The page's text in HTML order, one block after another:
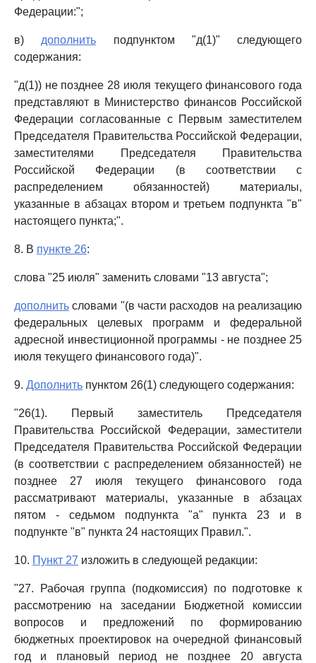
Федерации:";
в) дополнить подпунктом "д(1)" следующего
содержания:
"д(1)) не позднее 28 июля текущего финансового года
представляют в Министерство финансов Российской
Федерации согласованные с Первым заместителем
Председателя Правительства Российской Федерации,
заместителями Председателя Правительства
Российской Федерации (в соответствии с
распределением обязанностей) материалы,
указанные в абзацах втором и третьем подпункта "в"
настоящего пункта;".
8. В пункте 26:
слова "25 июля" заменить словами "13 августа";
дополнить словами "(в части расходов на реализацию
федеральных целевых программ и федеральной
адресной инвестиционной программы - не позднее 25
июля текущего финансового года)".
9. Дополнить пунктом 26(1) следующего содержания:
"26(1). Первый заместитель Председателя
Правительства Российской Федерации, заместители
Председателя Правительства Российской Федерации
(в соответствии с распределением обязанностей) не
позднее 27 июля текущего финансового года
рассматривают материалы, указанные в абзацах
пятом - седьмом подпункта "а" пункта 23 и в
подпункте "в" пункта 24 настоящих Правил.".
10. Пункт 27 изложить в следующей редакции:
"27. Рабочая группа (подкомиссия) по подготовке к
рассмотрению на заседании Бюджетной комиссии
вопросов и предложений по формированию
бюджетных проектировок на очередной финансовый
год и плановый период не позднее 20 августа